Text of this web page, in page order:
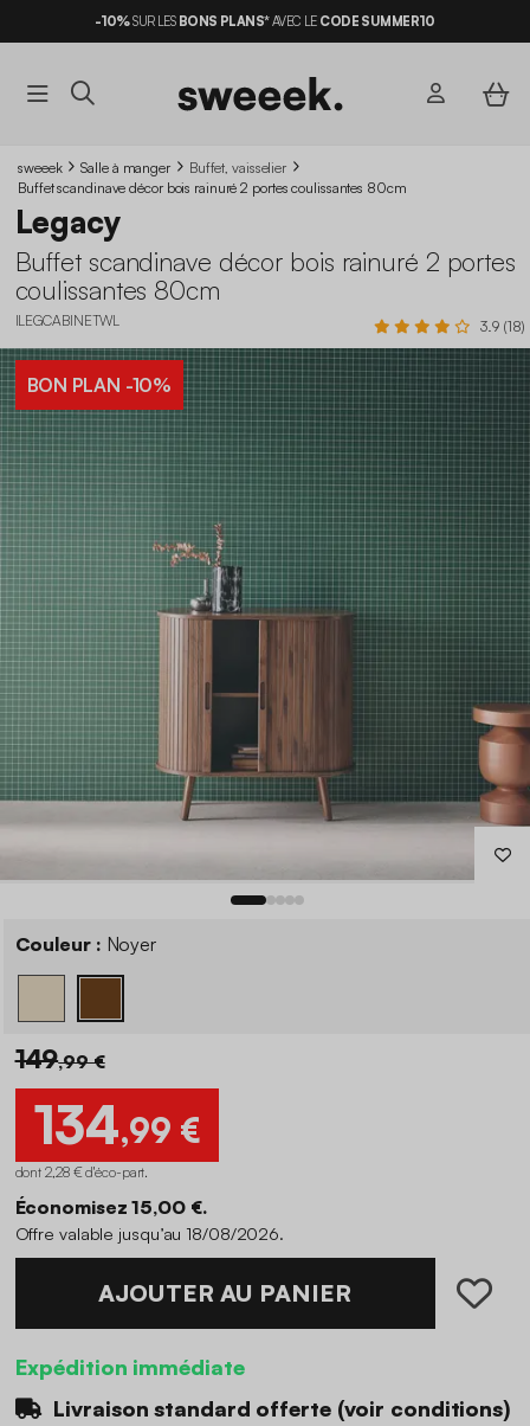
-10%SUR LES BONS PLANS*AVEC LE CODE SUMMER10
sweeek Salle à manger
Buffet, vaisselier
Buffet scandinave décor bois rainuré 2 portes coulissantes 80cm
Legacy
Buffet scandinave décor bois rainuré 2 portes
coulissantes 80cm
ILEGCABINETWL 3.9 (18)
BON PLAN -10%
Couleur : Noyer
149,99 €
134,99 €
dont 2,28 € d'éco-part.
Économisez 15,00 €.
Offre valable jusqu’au 18/08/2026.
AJOUTER AU PANIER
Expédition immédiate
Livraison standard offerte (voir conditions)